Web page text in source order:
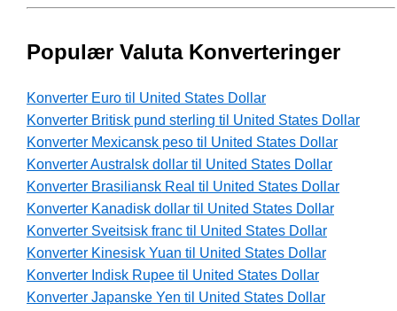
Populær Valuta Konverteringer
Konverter Euro til United States Dollar
Konverter Britisk pund sterling til United States Dollar
Konverter Mexicansk peso til United States Dollar
Konverter Australsk dollar til United States Dollar
Konverter Brasiliansk Real til United States Dollar
Konverter Kanadisk dollar til United States Dollar
Konverter Sveitsisk franc til United States Dollar
Konverter Kinesisk Yuan til United States Dollar
Konverter Indisk Rupee til United States Dollar
Konverter Japanske Yen til United States Dollar